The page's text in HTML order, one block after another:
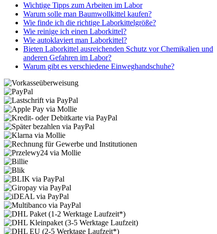
Wichtige Tipps zum Arbeiten im Labor
Warum solle man Baumwollkittel kaufen?
Wie finde ich die richtige Laborkittelgröße?
Wie reinige ich einen Laborkittel?
Wie autoklaviert man Laborkittel?
Bieten Laborkittel ausreichenden Schutz vor Chemikalien und
anderen Gefahren im Labor?
Warum gibt es verschiedene Einweghandschuhe?